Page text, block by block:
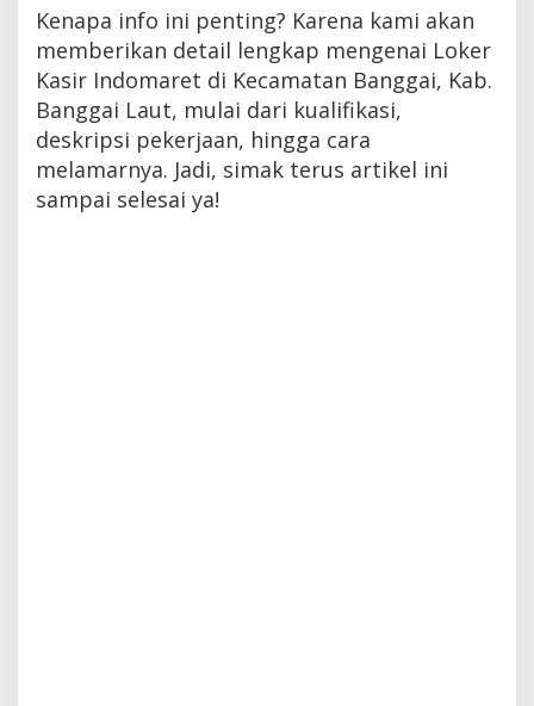
Kenapa info ini penting? Karena kami akan
memberikan detail lengkap mengenai Loker
Kasir Indomaret di Kecamatan Banggai, Kab.
Banggai Laut, mulai dari kualifikasi,
deskripsi pekerjaan, hingga cara
melamarnya. Jadi, simak terus artikel ini
sampai selesai ya!